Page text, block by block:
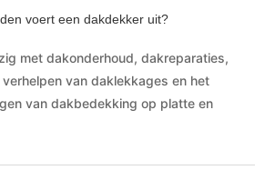
voert een dakdekker uit?
met dakonderhoud, dakreparaties,
van daklekkages en het
van dakbedekking op platte en